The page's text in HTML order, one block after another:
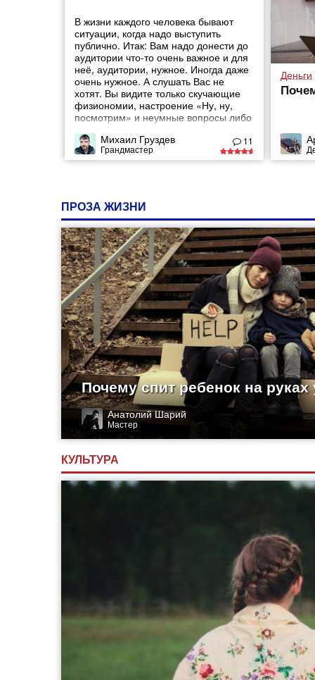
В жизни каждого человека бывают
ситуации, когда надо выступить
публично. Итак: Вам надо донести до
аудитории что-то очень важное и для
неё, аудитории, нужное. Иногда даже
очень нужное. А слушать Вас не
хотят. Вы видите только скучающие
физиономии, настроение «Ну, ну,
посмотрим» и неумные вопросы либо
которые Вы знали ещё в первом
классе, и т. д. Если Вы не были в
такой ситуации — Вам очень сильно
Михаил Груздев
Грандмастер
11
Деньги
ПРОЗА ЖИЗНИ
Почему спит ребенок на
Анатолий Шарий
Мастер
КУЛЬТУРА